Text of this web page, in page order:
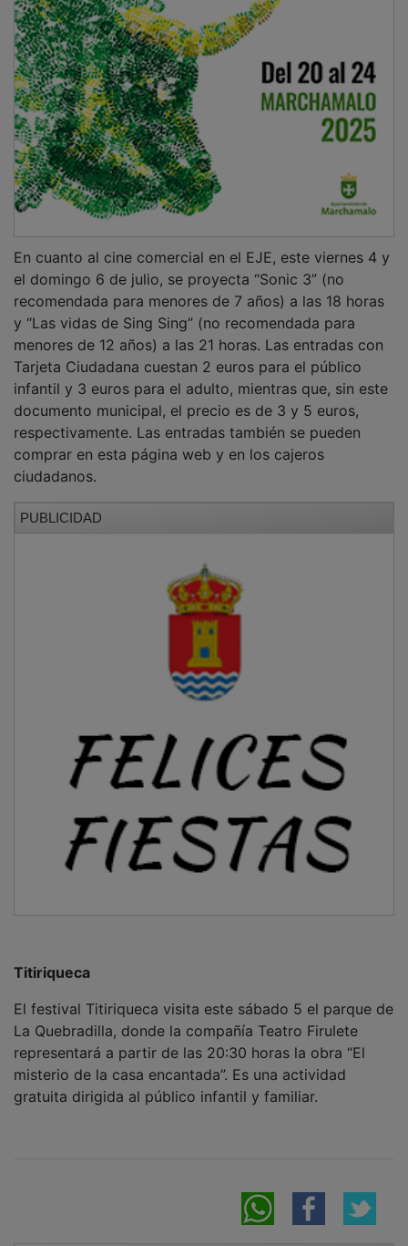
el domingo 6 de julio, se proyecta “Sonic 3” (no
recomendada para menores de 7 años) a las 18 horas
y “Las vidas de Sing Sing” (no recomendada para
menores de 12 años) a las 21 horas. Las entradas con
Tarjeta Ciudadana cuestan 2 euros para el público
infantil y 3 euros para el adulto, mientras que, sin este
documento municipal, el precio es de 3 y 5 euros,
respectivamente. Las entradas también se pueden
comprar en esta página web y en los cajeros
ciudadanos.
La Quebradilla, donde la compañía Teatro Firulete
representará a partir de las 20:30 horas la obra “El
misterio de la casa encantada”. Es una actividad
gratuita dirigida al público infantil y familiar.